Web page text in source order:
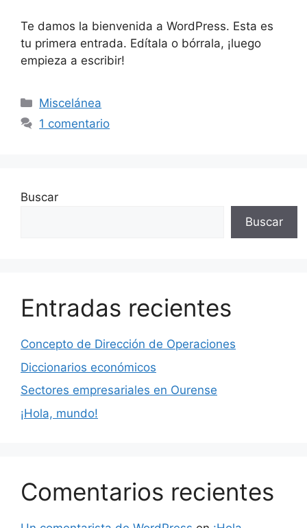
Te damos la bienvenida a WordPress. Esta es
tu primera entrada. Edítala o bórrala, ¡luego
empieza a escribir!
Miscelánea
1 comentario
Buscar
Buscar
Entradas recientes
Concepto de Dirección de Operaciones
Diccionarios económicos
Sectores empresariales en Ourense
¡Hola, mundo!
Comentarios recientes